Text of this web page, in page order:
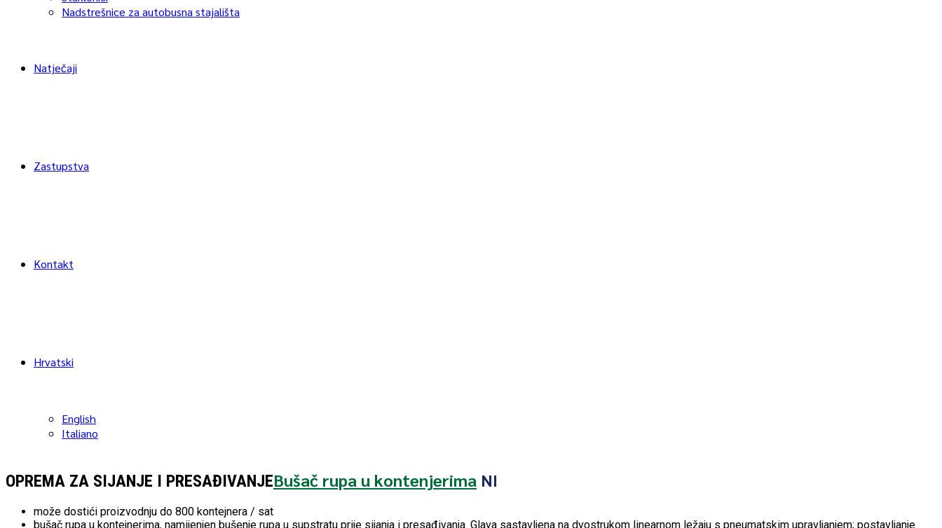
Nadstrešnice za autobusna stajališta
Natječaji
Zastupstva
Kontakt
Hrvatski
English
Italiano
OPREMA ZA SIJANJE I PRESAĐIVANJEBušač rupa u kontenjerima NI
može dostići proizvodnju do 800 kontejnera / sat
bušač rupa u kontejnerima, namijenjen bušenje rupa u supstratu prije sijanja i presađivanja. Glava sastavljena na dvostrukom linearnom ležaju s pneumatskim upravljanjem; postavljanje